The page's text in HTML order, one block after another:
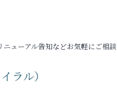
ューアル告知などお気軽にご相
ラル）